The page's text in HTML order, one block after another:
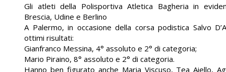
Gli atleti della Polisportiva Atletica Bagheria in
Brescia, Udine e Berlino
A Palermo, in occasione della corsa podistica Salvo
ottimi risultati:
Gianfranco Messina, 4° assoluto e 2° di categoria;
Mario Piraino, 8° assoluto e 2° di categoria.
Hanno ben figurato anche Maria Viscuso, Tea Aiello,